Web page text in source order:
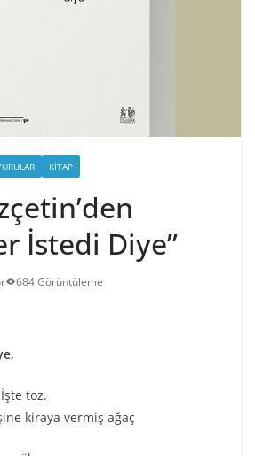
KITAP
İstedi Diye”
684 Görüntüleme
toz.
kiraya vermiş ağaç